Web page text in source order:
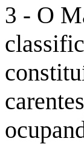
3 - O